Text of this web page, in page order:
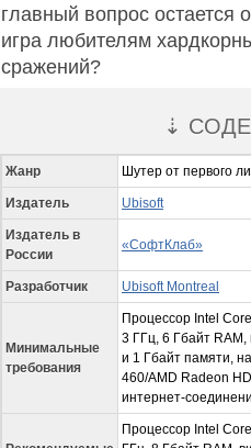
главный вопрос остается
игра любителям
сражений?
⇣
Жанр Шутер от первого
Издатель Ubisoft
Издатель в
России
«СофтКлаб»
Разработчик Ubisoft Montreal
Минимальные
требования
Процессор Intel
3 ГГц, 6 Гбайт RAM,
и 1 Гбайт памяти,
460/AMD Radeon
интернет-
Процессор Intel